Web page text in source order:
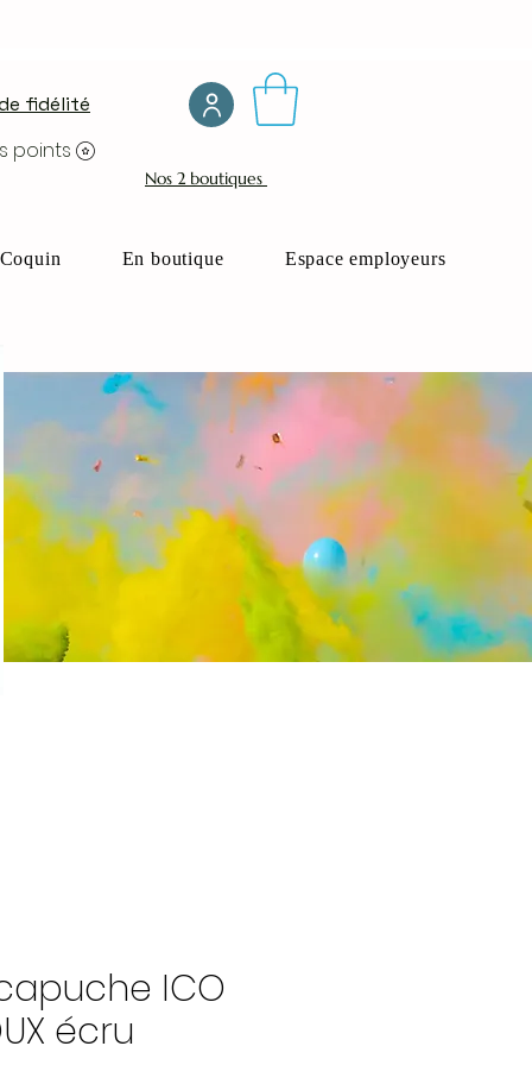
fidélité
points
Nos 2 boutiques
Coquin En boutique Espace employeurs
ICO
écru